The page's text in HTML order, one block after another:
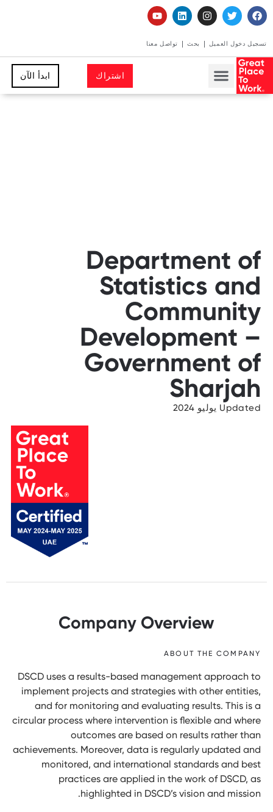
تسجيل دخول العميل بحث تواصل معنا
اشتراك ابدأ الآن
Department of
Statistics and
Community
Development –
Government of
Sharjah
Updated يوليو 2024
Company Overview
ABOUT THE COMPANY
DSCD uses a results-based management approach to
implement projects and strategies with other entities,
and for monitoring and evaluating results. This is a
circular process where intervention is flexible and where
outcomes are based on results rather than
achievements. Moreover, data is regularly updated and
monitored, and international standards and best
practices are applied in the work of DSCD, as
highlighted in DSCD’s vision and mission.